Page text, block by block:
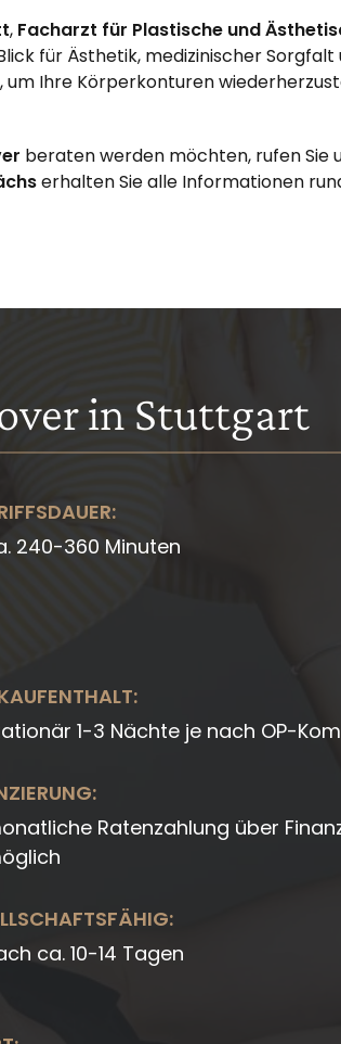
, Facharzt für Plastische und
für Ästhetik, medizinischer
Ihre Körperkonturen
beraten werden möchten, rufen Sie
erhalten Sie alle Informationen
in Stuttgart
240-360 Minuten
1-3 Nächte je nach OP-
Ratenzahlung über
ca. 10-14 Tagen